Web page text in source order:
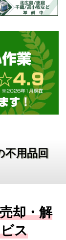
不用品回
却・解
ス